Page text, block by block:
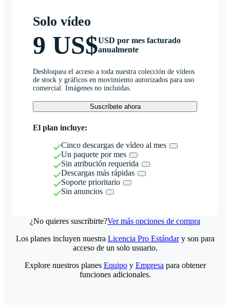
Solo vídeo
9 US$USD por mes facturado
anualmente
Desbloquea el acceso a toda nuestra colección de vídeos
de stock y gráficos en movimiento autorizados para uso
comercial. Imágenes no incluidas.
Suscríbete ahora
El plan incluye:
Cinco descargas de vídeo al mes
Un paquete por mes
Sin atribución requerida
Descargas más rápidas
Soporte prioritario
Sin anuncios
¿No quieres suscribirte?Ver más opciones de compra
Los planes incluyen nuestra Licencia Pro Estándary son para
acceso de un solo usuario.
Explore nuestros planes Equipoy Empresa para obtener
funciones adicionales.